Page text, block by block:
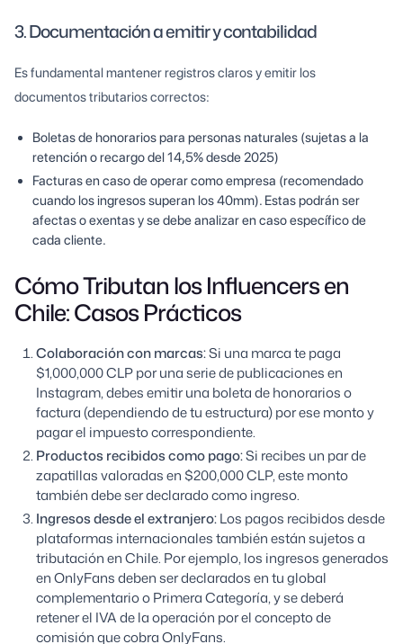
3. Documentación a emitir y contabilidad
Es fundamental mantener registros claros y emitir los
documentos tributarios correctos:
Boletas de honorarios para personas naturales (sujetas a la
retención o recargo del 14,5% desde 2025)
Facturas en caso de operar como empresa (recomendado
cuando los ingresos superan los 40mm). Estas podrán ser
afectas o exentas y se debe analizar en caso específico de
cada cliente.
Cómo Tributan los Influencers en
Chile: Casos Prácticos
Colaboración con marcas:Si una marca te paga
$1,000,000 CLP por una serie de publicaciones en
Instagram, debes emitir una boleta de honorarios o
factura (dependiendo de tu estructura) por ese monto y
pagar el impuesto correspondiente.
Productos recibidos como pago:Si recibes un par de
zapatillas valoradas en $200,000 CLP, este monto
también debe ser declarado como ingreso.
Ingresos desde el extranjero:Los pagos recibidos desde
plataformas internacionales también están sujetos a
tributación en Chile. Por ejemplo, los ingresos generados
en OnlyFans deben ser declarados en tu global
complementario o Primera Categoría, y se deberá
retener el IVA de la operación por el concepto de
comisión que cobra OnlyFans.